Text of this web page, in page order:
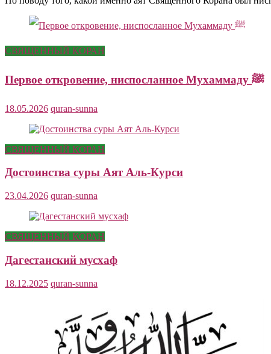
СВЯЩЕННЫЙ КОРАН
Первое откровение, ниспосланное Мухаммаду ﷺ
18.05.2026 quran-sunna
СВЯЩЕННЫЙ КОРАН
Достоинства суры Аят Аль-Курси
23.04.2026 quran-sunna
СВЯЩЕННЫЙ КОРАН
Дагестанский мусхаф
18.12.2025 quran-sunna